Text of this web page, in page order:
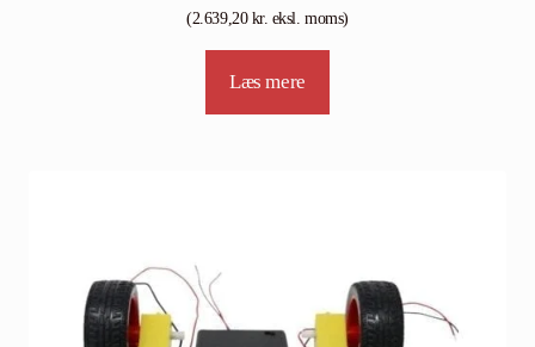
(2.639,20kr. eksl. moms)
Læs mere